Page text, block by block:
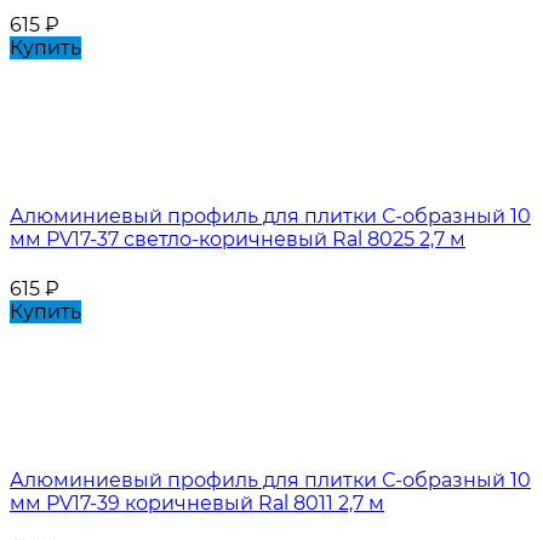
615 ₽
Купить
Алюминиевый профиль для плитки С-образный 10
мм PV17-37 светло-коричневый Ral 8025 2,7 м
615 ₽
Купить
Алюминиевый профиль для плитки С-образный 10
мм PV17-39 коричневый Ral 8011 2,7 м